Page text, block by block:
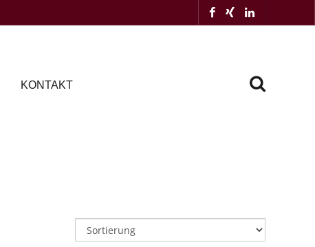
KONTAKT